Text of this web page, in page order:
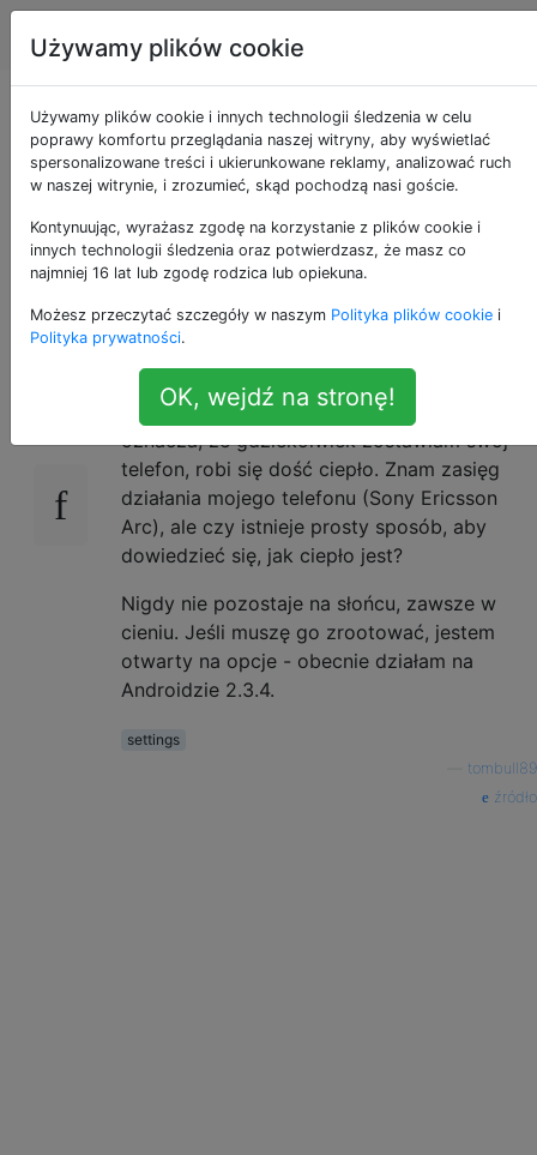
Android Tagi
Czy mogę
monitorować
temperaturę moich
telefonów?
Niedawno w Wielkiej Brytanii mieliśmy
nieoczekiwany atak ładnej pogody, co
oznacza, że ​​gdziekolwiek zostawiam swój
telefon, robi się dość ciepło. Znam zasięg
działania mojego telefonu (Sony Ericsson
Arc), ale czy istnieje prosty sposób, aby
dowiedzieć się, jak ciepło jest?
Nigdy nie pozostaje na słońcu, zawsze w
cieniu. Jeśli muszę go zrootować, jestem
otwarty na opcje - obecnie działam na
Androidzie 2.3.4.
settings
tombull89
źródło
Używamy plików cookie
Używamy plików cookie i innych technologii śledzenia w celu
poprawy komfortu przeglądania naszej witryny, aby wyświetlać
spersonalizowane treści i ukierunkowane reklamy, analizować ruch
w naszej witrynie, i zrozumieć, skąd pochodzą nasi goście.
Kontynuując, wyrażasz zgodę na korzystanie z plików cookie i
innych technologii śledzenia oraz potwierdzasz, że masz co
najmniej 16 lat lub zgodę rodzica lub opiekuna.
Możesz przeczytać szczegóły w naszym Polityka plików cookie i
Polityka prywatności.
OK, wejdź na stronę!